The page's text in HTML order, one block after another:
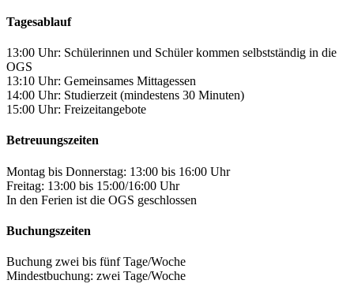
Tagesablauf
13:00 Uhr: Schülerinnen und Schüler kommen selbstständig in die
OGS
13:10 Uhr: Gemeinsames Mittagessen
14:00 Uhr: Studierzeit (mindestens 30 Minuten)
15:00 Uhr: Freizeitangebote
Betreuungszeiten
Montag bis Donnerstag: 13:00 bis 16:00 Uhr
Freitag: 13:00 bis 15:00/16:00 Uhr
In den Ferien ist die OGS geschlossen
Buchungszeiten
Buchung zwei bis fünf Tage/Woche
Mindestbuchung: zwei Tage/Woche